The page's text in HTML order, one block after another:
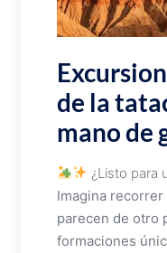
de la
mano de
¿Listo para
Imagina
parecen de otro
formaciones